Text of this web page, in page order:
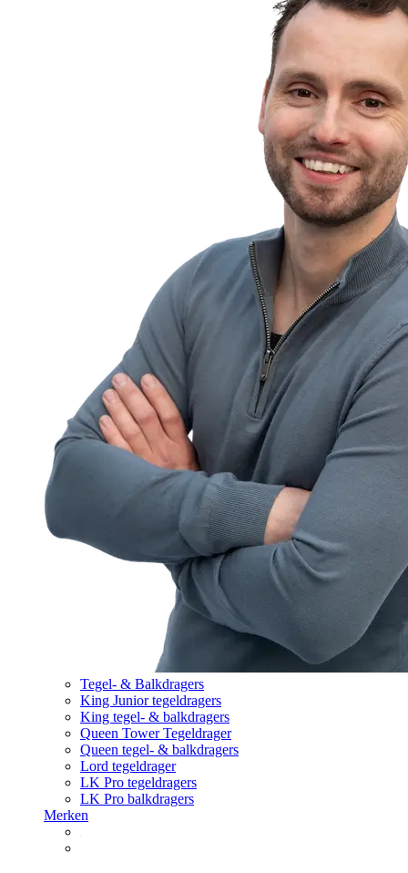
Tegel- & Balkdragers
King Junior tegeldragers
King tegel- & balkdragers
Queen Tower Tegeldrager
Queen tegel- & balkdragers
Lord tegeldrager
LK Pro tegeldragers
LK Pro balkdragers
Merken